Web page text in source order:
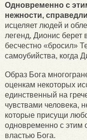
Одновременно с
нежности,
исцеляет людей и
легенд, Дионис
бесчестно «бросил»
самоубийства, когда
Образ Бога
оценкам некоторых
единственный на
чувствами человека,
которые присущи
одновременно с этим
властью Бога.